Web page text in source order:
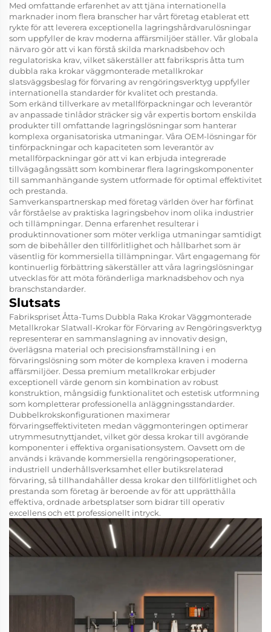
Med omfattande erfarenhet av att tjäna internationella
marknader inom flera branscher har vårt företag etablerat ett
rykte för att leverera exceptionella lagringshårdvarulösningar
som uppfyller de krav moderna affärsmiljöer ställer. Vår globala
närvaro gör att vi kan förstå skilda marknadsbehov och
regulatoriska krav, vilket säkerställer att fabrikspris åtta tum
dubbla raka krokar väggmonterade metallkrokar
slatsväggsbeslag för förvaring av rengöringsverktyg uppfyller
internationella standarder för kvalitet och prestanda.
Som erkänd tillverkare av metallförpackningar och leverantör
av anpassade tinlådor sträcker sig vår expertis bortom enskilda
produkter till omfattande lagringslösningar som hanterar
komplexa organisatoriska utmaningar. Våra OEM-lösningar för
tinförpackningar och kapaciteten som leverantör av
metallförpackningar gör att vi kan erbjuda integrerade
tillvägagångssätt som kombinerar flera lagringskomponenter
till sammanhängande system utformade för optimal effektivitet
och prestanda.
Samverkanspartnerskap med företag världen över har förfinat
vår förståelse av praktiska lagringsbehov inom olika industrier
och tillämpningar. Denna erfarenhet resulterar i
produktinnovationer som möter verkliga utmaningar samtidigt
som de bibehåller den tillförlitlighet och hållbarhet som är
väsentlig för kommersiella tillämpningar. Vårt engagemang för
kontinuerlig förbättring säkerställer att våra lagringslösningar
utvecklas för att möta föränderliga marknadsbehov och nya
branschstandarder.
Slutsats
Fabrikspriset Åtta-Tums Dubbla Raka Krokar Väggmonterade
Metallkrokar Slatwall-Krokar för Förvaring av Rengöringsverktyg
representerar en sammanslagning av innovativ design,
överlägsna material och precisionsframställning i en
förvaringslösning som möter de komplexa kraven i moderna
affärsmiljöer. Dessa premium metallkrokar erbjuder
exceptionell värde genom sin kombination av robust
konstruktion, mångsidig funktionalitet och estetisk utformning
som kompletterar professionella anläggningsstandarder.
Dubbelkrokskonfigurationen maximerar
förvaringseffektiviteten medan väggmonteringen optimerar
utrymmesutnyttjandet, vilket gör dessa krokar till avgörande
komponenter i effektiva organisationsystem. Oavsett om de
används i krävande kommersiella rengöringsoperationer,
industriell underhållsverksamhet eller butiksrelaterad
förvaring, så tillhandahåller dessa krokar den tillförlitlighet och
prestanda som företag är beroende av för att upprätthålla
effektiva, ordnade arbetsplatser som bidrar till operativ
excellens och ett professionellt intryck.